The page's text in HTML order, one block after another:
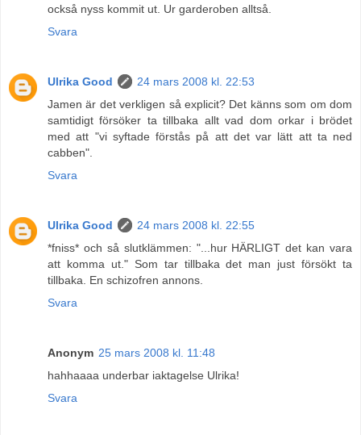
också nyss kommit ut. Ur garderoben alltså.
Svara
Ulrika Good
24 mars 2008 kl. 22:53
Jamen är det verkligen så explicit? Det känns som om dom
samtidigt försöker ta tillbaka allt vad dom orkar i brödet
med att "vi syftade förstås på att det var lätt att ta ned
cabben".
Svara
Ulrika Good
24 mars 2008 kl. 22:55
*fniss* och så slutklämmen: "...hur HÄRLIGT det kan vara
att komma ut." Som tar tillbaka det man just försökt ta
tillbaka. En schizofren annons.
Svara
Anonym 25 mars 2008 kl. 11:48
hahhaaaa underbar iaktagelse Ulrika!
Svara